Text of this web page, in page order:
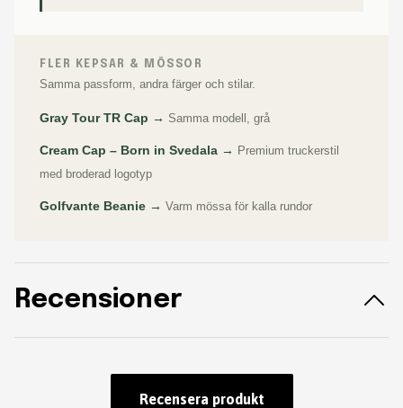
FLER KEPSAR & MÖSSOR
Samma passform, andra färger och stilar.
Gray Tour TR Cap → Samma modell, grå
Cream Cap – Born in Svedala → Premium truckerstil
med broderad logotyp
Golfvante Beanie → Varm mössa för kalla rundor
Recensioner
Recensera produkt